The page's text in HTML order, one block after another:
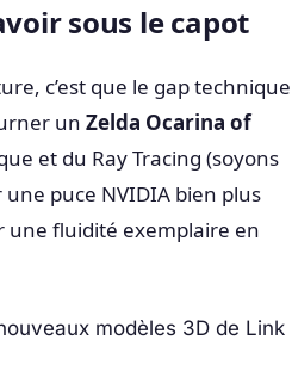
sous le capot
c’est que le gap technique
un Zelda Ocarina of
et du Ray Tracing (soyons
puce NVIDIA bien plus
une fluidité exemplaire en
modèles 3D de Link